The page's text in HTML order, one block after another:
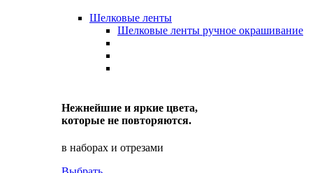
Шелковые ленты
Шелковые ленты ручное окрашивание
Нежнейшие и яркие цвета,
которые не повторяются.
в наборах и отрезами